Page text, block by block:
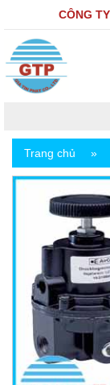
CÔNG
Trang chủ »